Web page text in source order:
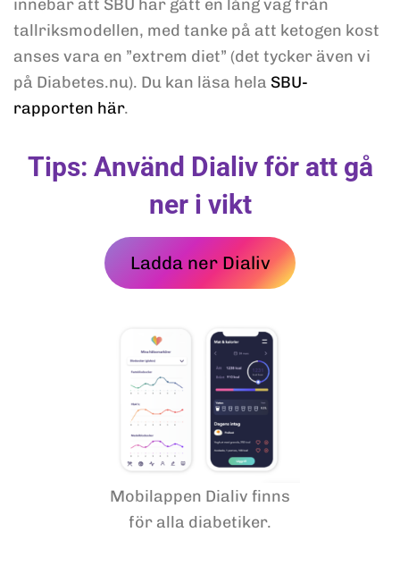
innebär att SBU har gått en lång väg från
tallriksmodellen, med tanke på att ketogen kost
anses vara en ”extrem diet” (det tycker även vi
på Diabetes.nu). Du kan läsa hela SBU-
rapporten här.
Tips: Använd Dialiv för att gå
ner i vikt
Ladda ner Dialiv
Mobilappen Dialiv finns
för alla diabetiker.